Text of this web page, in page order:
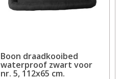
Boon draadkooibed
waterproof zwart voor
nr. 5, 112x65 cm.